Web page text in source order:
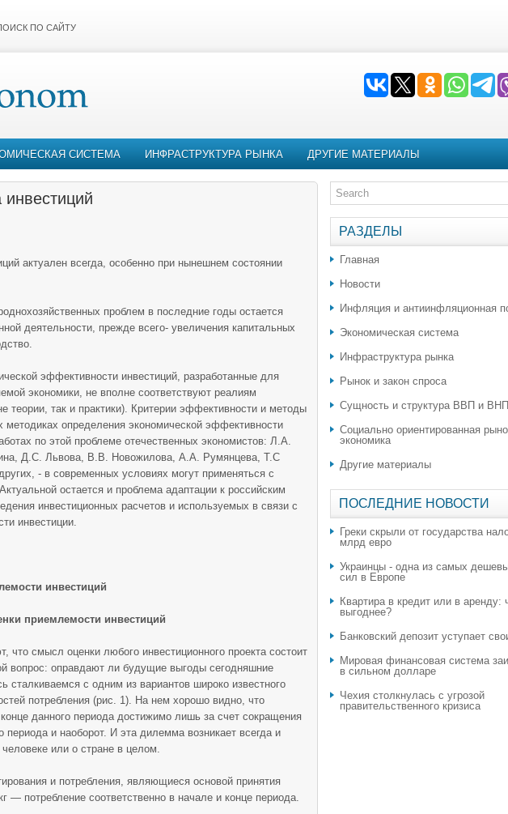
ПО САЙТУ
СИСТЕМА ИНФРАСТРУКТУРА РЫНКА ДРУГИЕ МАТЕРИАЛЫ
актуален всегда, особенно при нынешнем состоянии
проблем в последние годы остается
деятельности, прежде всего- увеличения капитальных
эффективности инвестиций, разработанные для
экономики, не вполне соответствуют реалиям
теории, так и практики). Критерии эффективности и методы
методиках определения экономической эффективности
по этой проблеме отечественных экономистов: Л.А.
Д.С. Львова, В.В. Новожилова, А.А. Румянцева, Т.С
- в современных условиях могут применяться с
остается и проблема адаптации к российским
инвестиционных расчетов и используемых в связи с
инвестиции.
инвестиций
приемлемости инвестиций
что смысл оценки любого инвестиционного проекта состоит
вопрос: оправдают ли будущие выгоды сегодняшние
с одним из вариантов широко известного
потребления (рис. 1). На нем хорошо видно, что
данного периода достижимо лишь за счет сокращения
периода и наоборот. И эта дилемма возникает всегда и
или о стране в целом.
и потребления, являющиеся основой принятия
— потребление соответственно в начале и конце периода.
РАЗДЕЛЫ
Главная
Новости
Инфляция и антиинфляционная
Экономическая система
Инфраструктура рынка
Рынок и закон спроса
Сущность и структура ВВП и ВНП
Социально ориентированная
экономика
Другие материалы
ПОСЛЕДНИЕ НОВОСТИ
Греки скрыли от государства
млрд евро
Украинцы - одна из самых
сил в Европе
Квартира в кредит или в аренду:
выгоднее?
​Банковский депозит уступает
Мировая финансовая система
в сильном долларе
Чехия столкнулась с угрозой
правительственного кризиса